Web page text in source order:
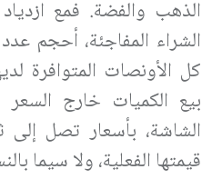
الذهب والفضة. فمع
الشراء المفاجئة، أحجم
كل الأونصات المتوافرة
بيع الكميات خارج
الشاشة، بأسعار تصل
قيمتها الفعلية، ولا سيما